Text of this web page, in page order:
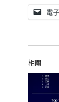
電
相關